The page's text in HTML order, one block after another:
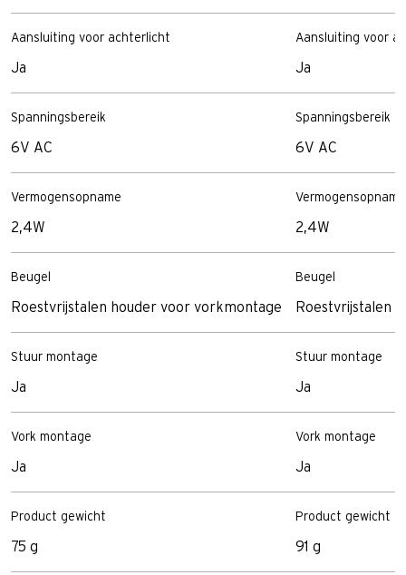
Aansluiting voor achterlicht
Ja
Spanningsbereik
6V AC
Vermogensopname
2,4W
Beugel
Roestvrijstalen houder voor vorkmontage
Stuur montage
Ja
Vork montage
Ja
Product gewicht
75 g
Aansluiting voor
Ja
Spanningsbereik
6V AC
Vermogensopname
2,4W
Beugel
Roestvrijstalen
Stuur montage
Ja
Vork montage
Ja
Product gewicht
91 g